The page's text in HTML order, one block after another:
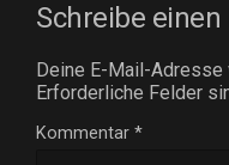
Schreibe
Deine E-Mail-
Erforderliche Felder
Kommentar *